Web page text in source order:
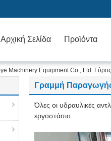
Αρχική Σελίδα Προϊόντα
Machinery Equipment Co., Ltd. Γύρος
Γραμμή
Όλες οι υδραυλικές
εργοστάσιο